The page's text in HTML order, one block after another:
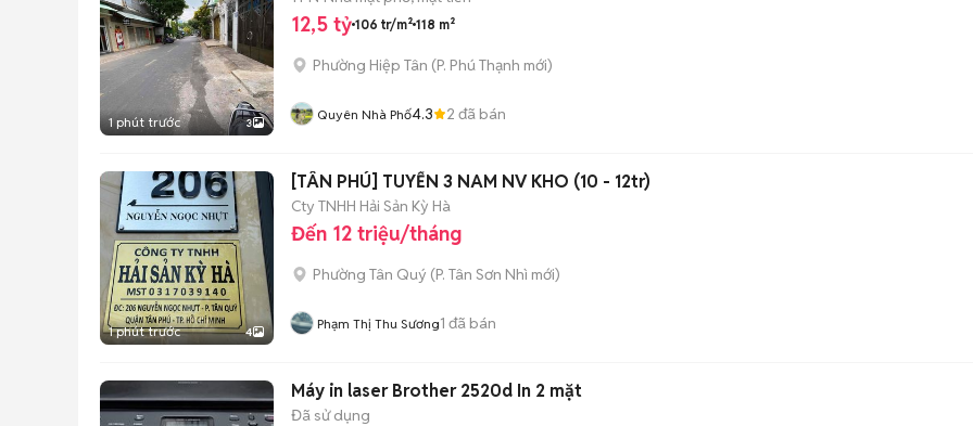
1 phút trước 3
12,5 tỷ 106 tr/m² 118 m²
Phường Hiệp Tân (P. Phú Thạnh mới)
Quyên Nhà Phố4.3 2 đã bán
1 phút trước 4
[TÂN PHÚ] TUYỂN 3 NAM NV KHO (10 - 12tr)
Cty TNHH Hải Sản Kỳ Hà
Đến 12 triệu/tháng
Phường Tân Quý (P. Tân Sơn Nhì mới)
Phạm Thị Thu Sương1 đã bán
Máy in laser Brother 2520d In 2 mặt
Đã sử dụng